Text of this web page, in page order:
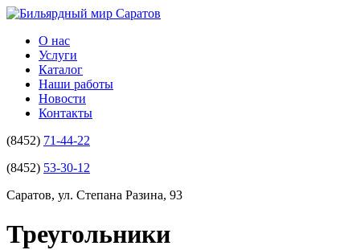
О нас
Услуги
Каталог
Наши работы
Новости
Контакты
(8452) 71-44-22
(8452) 53-30-12
Саратов, ул. Степана Разина, 93
Треугольники